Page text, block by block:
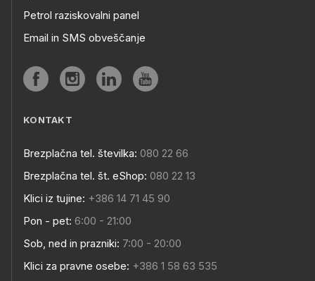
Petrol raziskovalni panel
Email in SMS obveščanje
KONTAKT
Brezplačna tel. številka: 080 22 66
Brezplačna tel. št. eShop: 080 22 13
Klici iz tujine: +386 14 71 45 90
Pon - pet: 6:00 - 21:00
Sob, ned in prazniki: 7:00 - 20:00
Klici za pravne osebe: +386 1 58 63 535